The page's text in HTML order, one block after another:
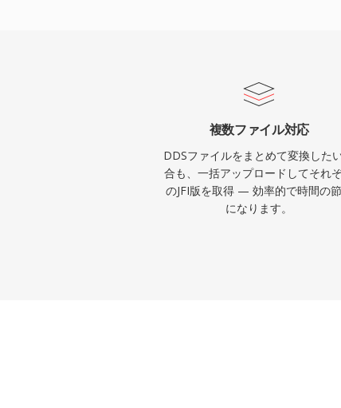
複数ファイル対応
DDSファイルをまとめて変換した
合も、一括アップロードしてそれ
のJFI版を取得 — 効率的で時間の
になります。